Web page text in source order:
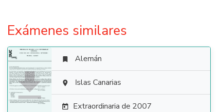
Exámenes similares

 Alemán
 Islas Canarias
 Extraordinaria de 2007